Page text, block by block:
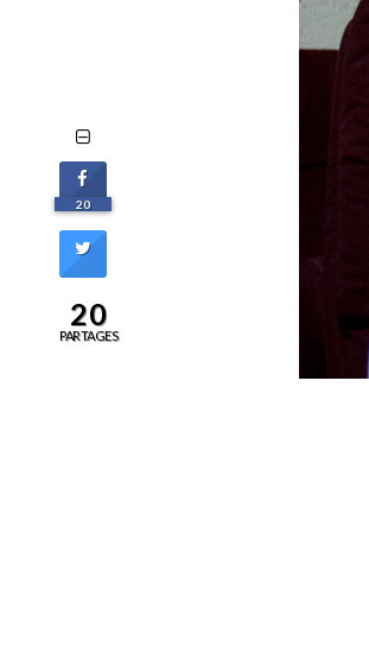
20
20
PARTAGES